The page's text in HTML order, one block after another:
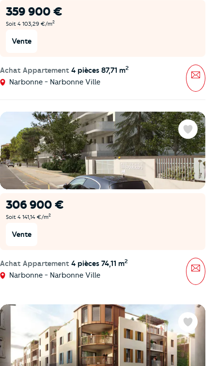
359 900 €
Soit 4 103,29 €/m2
Vente
Achat Appartement 4 pièces 87,71 m2
Narbonne - Narbonne Ville
306 900 €
Soit 4 141,14 €/m2
Vente
Achat Appartement 4 pièces 74,11 m2
Narbonne - Narbonne Ville
Favoris
Favoris